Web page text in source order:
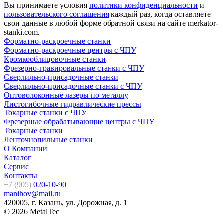
Вы принимаете условия политики конфиденциальности и
пользовательского соглашения каждый раз, когда оставляете
свои данные в любой форме обратной связи на сайте merkator-
stanki.com.
Форматно-раскроечные станки
Форматно-раскроечные центры с ЧПУ
Кромкооблицовочные cтанки
Фрезерно-гравировальные станки с ЧПУ
Сверлильно-присадочные станки
Сверлильно-присадочные станки с ЧПУ
Оптоволоконные лазеры по металлу
Листогибочные гидравлические прессы
Токарные станки с ЧПУ
Фрезерные обрабатывающие центры с ЧПУ
Токарные станки
Ленточнопильные станки
О Компании
Каталог
Сервис
Контакты
+7 (905) 020-10-90
manihov@mail.ru
420005, г. Казань, ул. Дорожная, д. 1
© 2026 MetalTec